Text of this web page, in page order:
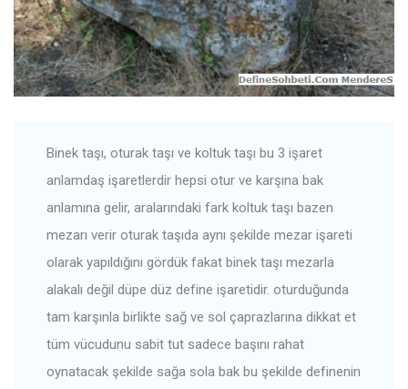
Binek taşı, oturak taşı ve koltuk taşı bu 3 işaret
anlamdaş işaretlerdir hepsi otur ve karşına bak
anlamına gelir, aralarındaki fark koltuk taşı bazen
mezarı verir oturak taşıda aynı şekilde mezar işareti
olarak yapıldığını gördük fakat binek taşı mezarla
alakalı değil düpe düz define işaretidir. oturduğunda
tam karşınla birlikte sağ ve sol çaprazlarına dikkat et
tüm vücudunu sabit tut sadece başını rahat
oynatacak şekilde sağa sola bak bu şekilde definenin